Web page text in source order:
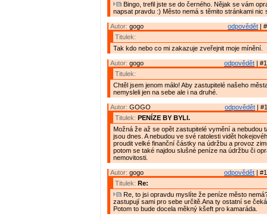
Bingo, trefil jste se do černého. Nějak se vám
napsat pravdu :) Město nemá s těmito stránkami nic
odpovědět |
Autor: gogo
Titulek:
Tak kdo nebo co mi zakazuje zveřejnit moje mínění.
odpovědět |
Autor: gogo
Titulek:
Chtěl jsem jenom málo! Aby zastupitelé našeho
nemysleli jen na sebe ale i na druhé.
odpovědět |
Autor: GOGO
Titulek: PENÍZE BY BYLI.
Možná že až se opět zastupitelé vymění a nebudou
jsou dnes. A nebudou ve své ratolesti vidět
proudit velké finanční částky na údržbu a provoz
potom se také najdou slušné peníze na údržbu či
nemovitosti.
odpovědět |
Autor: gogo
Titulek: Re:
Re, to jsi opravdu myslíte že peníze město
zastupují sami pro sebe určitě.Ana ty ostatní se
Potom to bude docela měkný kšeft pro kamaráda.